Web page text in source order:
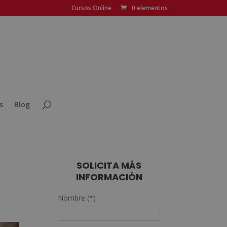
Cursos Online 0 elementos
Blog
SOLICITA MÁS
INFORMACIÓN
Nombre (*)